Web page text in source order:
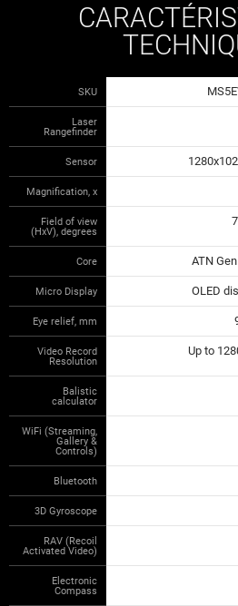
SKU
Laser
Rangefinder
Sensor
Magnification, x
Field of view
(HxV), degrees
Core ATN
Micro Display OLED
Eye relief, mm
Video Record
Resolution
Up to
Balistic
calculator
WiFi (Streaming,
Gallery &
Controls)
Bluetooth
3D Gyroscope
RAV (Recoil
Activated Video)
Electronic
Compass